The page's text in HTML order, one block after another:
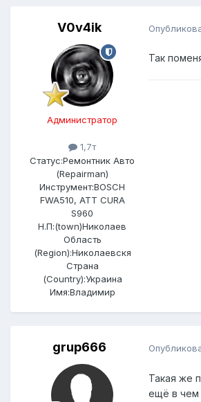
V0v4ik
Администратор
1,7т
Статус:Ремонтник Авто
(Repairman)
Инструмент:BOSCH
FWA510, ATT CURA
S960
Н.П:(town)Николаев
Область
(Region):Николаевскя
Страна
(Country):Украина
Имя:Владимир
Так
grup666
Такая же
ещё в чем